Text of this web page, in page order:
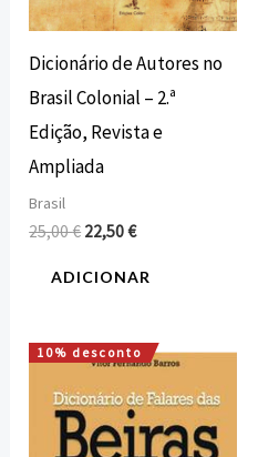
Dicionário de Autores no
Brasil Colonial – 2.ª
Edição, Revista e
Ampliada
Brasil
25,00€ 22,50€
ADICIONAR
10% desconto
O
original
era:
21,50 €.
O
atual
é:
19,35 €.